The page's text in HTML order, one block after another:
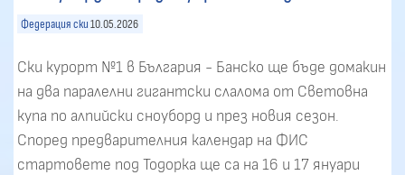
Федерация ски 10.05.2026
Ски курорт №1 в България - Банско ще бъде домакин
на два паралелни гигантски слалома от Световна
купа по алпийски сноуборд и през новия сезон.
Според предварителния календар на ФИС
стартовете под Тодорка ще са на 16 и 17 януари